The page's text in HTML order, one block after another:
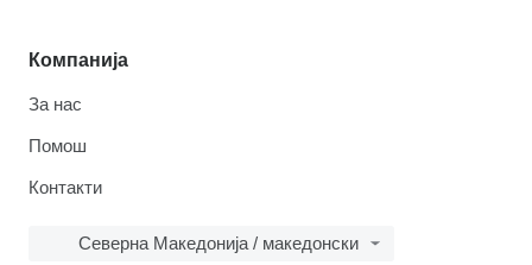
Компанија
За нас
Помош
Контакти
Северна Македонија / македонски